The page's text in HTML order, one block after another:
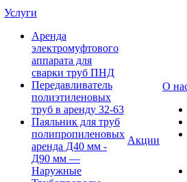
Услуги
Аренда
электромуфтового
аппарата для
сварки труб ПНД
Передавливатель
полиэтиленовых
труб в аренду 32-63
Паяльник для труб
полипропиленовых
аренда Д40 мм -
Д90 мм —
Наружные
Акции
О